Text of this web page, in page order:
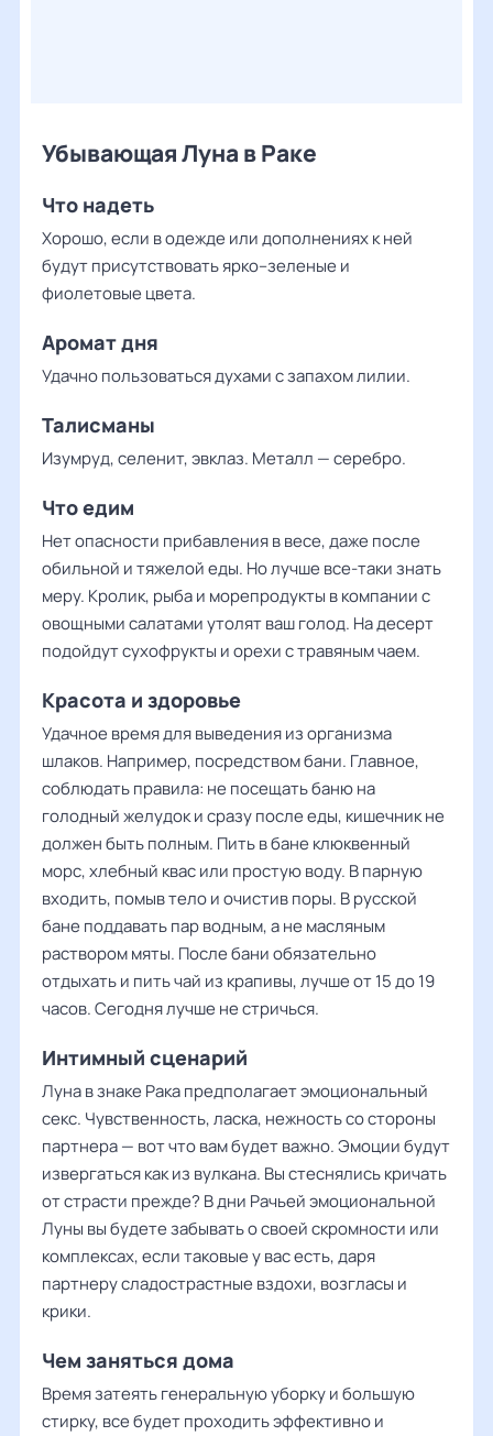
Убывающая Луна в Раке
Что надеть
Хорошо, если в одежде или дополнениях к ней
будут присутствовать ярко–зеленые и
фиолетовые цвета.
Аромат дня
Удачно пользоваться духами с запахом лилии.
Талисманы
Изумруд, селенит, эвклаз. Металл — серебро.
Что едим
Нет опасности прибавления в весе, даже после
обильной и тяжелой еды. Но лучше все-таки знать
меру. Кролик, рыба и морепродукты в компании с
овощными салатами утолят ваш голод. На десерт
подойдут сухофрукты и орехи с травяным чаем.
Красота и здоровье
Удачное время для выведения из организма
шлаков. Например, посредством бани. Главное,
соблюдать правила: не посещать баню на
голодный желудок и сразу после еды, кишечник не
должен быть полным. Пить в бане клюквенный
морс, хлебный квас или простую воду. В парную
входить, помыв тело и очистив поры. В русской
бане поддавать пар водным, а не масляным
раствором мяты. После бани обязательно
отдыхать и пить чай из крапивы, лучше от 15 до 19
часов. Сегодня лучше не стричься.
Интимный сценарий
Луна в знаке Рака предполагает эмоциональный
секс. Чувственность, ласка, нежность со стороны
партнера — вот что вам будет важно. Эмоции будут
извергаться как из вулкана. Вы стеснялись кричать
от страсти прежде? В дни Рачьей эмоциональной
Луны вы будете забывать о своей скромности или
комплексах, если таковые у вас есть, даря
партнеру сладострастные вздохи, возгласы и
крики.
Чем заняться дома
Время затеять генеральную уборку и большую
стирку, все будет проходить эффективно и